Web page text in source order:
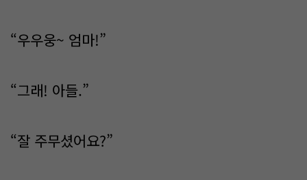
“우우웅~ 엄마!”
“그래! 아들.”
“잘 주무셨어요?”